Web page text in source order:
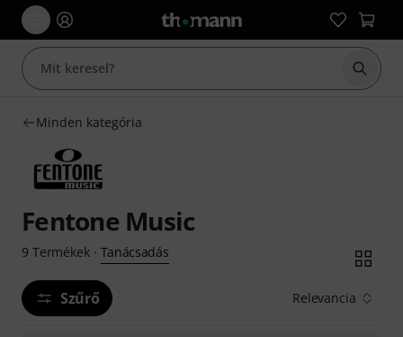
Minden kategória
Fentone Music
9 Termékek· Tanácsadás
Szűrő Relevancia